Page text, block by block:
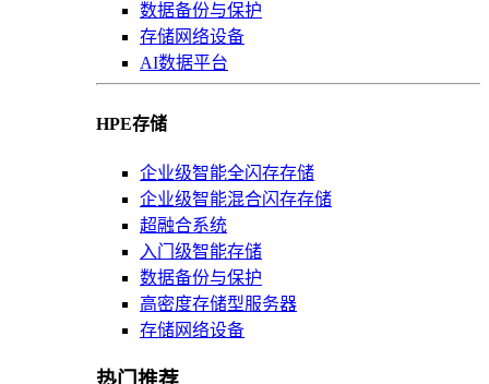
数据备份与保护
存储网络设备
AI数据平台
HPE存储
企业级智能全闪存存储
企业级智能混合闪存存储
超融合系统
入门级智能存储
数据备份与保护
高密度存储型服务器
存储网络设备
热门推荐